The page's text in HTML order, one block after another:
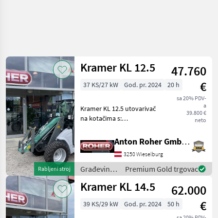
Rabljeni stroj
Kramer KL 12.5
47.760
€
sa 20% PDV-
a
39.800 €
neto
37 KS/27 kW God. pr. 2024 20 h
Kramer KL 12.5 utovarivač
na kotačima s:
stabilizatorom tereta
*Niskoprofilnom kabinom
*Kabinom s grijanjem
*Bluetooth radiom
*Mehanički ovješenim sjed
Anton Roher GmbH (ACA Center Roher)
3250 Wieselburg
Građevinski
strojevi /
Kramer
Premium Gold trgovac
Kramer KL 14.5
62.000
€
39 KS/29 kW God. pr. 2024 50 h